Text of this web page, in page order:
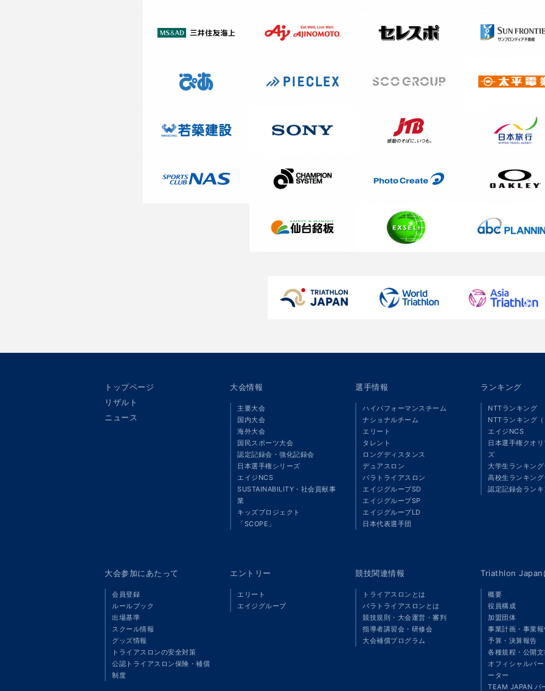
トップページ
リザルト
ニュース
大会情報
主要大会
国内大会
海外大会
国民スポーツ大会
認定記録会・強化記録会
日本選手権シリーズ
エイジNCS
SUSTAINABILITY・社会貢献事
業
キッズプロジェクト
「SCOPE」
選手情報
ハイパフォーマンスチーム
ナショナルチーム
エリート
タレント
ロングディスタンス
デュアスロン
パラトライアスロン
エイジグループSD
エイジグループSP
エイジグループLD
日本代表選手団
ランキング
NTTランキング
NTTランキング
エイジNCS
日本選手権クオ
ズ
大学生ランキン
高校生ランキン
認定記録会ラン
大会参加にあたって
会員登録
ルールブック
出場基準
スクール情報
グッズ情報
トライアスロンの安全対策
公認トライアスロン保険・補償
制度
エントリー
エリート
エイジグループ
競技関連情報
トライアスロンとは
パラトライアスロンとは
競技規則・大会運営・審判
指導者講習会・研修会
大会補償プログラム
Triathlon Japan
概要
役員構成
加盟団体
事業計画・事業
予算・決算報告
各種規程・公開
オフィシャルパ
ーター
TEAM JAPAN パ